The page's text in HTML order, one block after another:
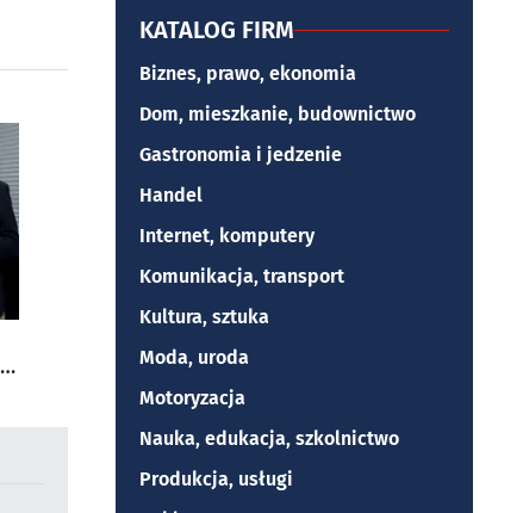
KATALOG FIRM
Biznes, prawo, ekonomia
Dom, mieszkanie, budownictwo
Gastronomia i jedzenie
Handel
Internet, komputery
Komunikacja, transport
Kultura, sztuka
Moda, uroda
Motoryzacja
Nauka, edukacja, szkolnictwo
Produkcja, usługi